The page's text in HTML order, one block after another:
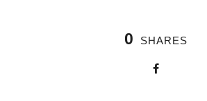
0 SHARES